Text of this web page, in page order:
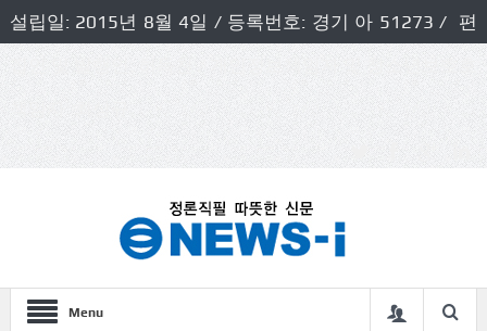
설립일: 2015년 8월 4일 / 등록번호: 경기 아 51273 / 편
집인 및 발행인: 허득천 / 개인정보책임자 및 청소년보호호
책임자: 최상규
Menu